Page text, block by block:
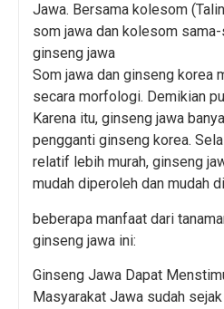
Jawa. Bersama kolesom
som jawa dan kolesom
ginseng jawa
Som jawa dan ginseng korea
secara morfologi. Demikian
Karena itu, ginseng jawa
pengganti ginseng korea.
relatif lebih murah, ginseng
mudah diperoleh dan mudah
beberapa manfaat dari
ginseng jawa ini:
Ginseng Jawa Dapat
Masyarakat Jawa sudah